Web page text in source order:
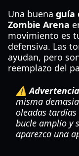
Una buena guía
Zombie Arena
movimiento es
defensiva. Las
ayudan, pero
reemplazo del
⚠️
misma
oleadas
bucle amplio y
aparezca una